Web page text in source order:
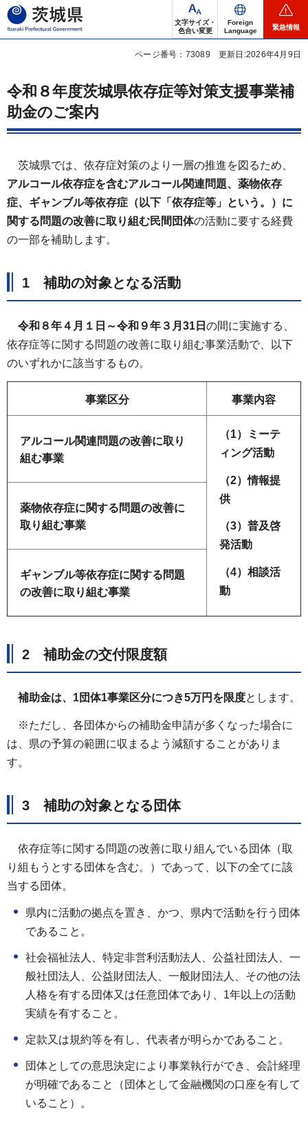
茨城県
文字サイズ・
色合い変更
Foreign
Language
緊急情報
ページ番号：73089 更新日:2026年4月9日
令和８年度茨城県依存症等対策支援事業補
助金のご案内
茨城県では、依存症対策のより一層の推進を図るため、
アルコール依存症を含むアルコール関連問題、薬物依存
症、ギャンブル等依存症（以下「依存症等」という。）に
関する問題の改善に取り組む民間団体の活動に要する経費
の一部を補助します。
1 補助の対象となる活動
令和８年４月１日～令和９年３月31日 の間に実施する、
依存症等に関する問題の改善に取り組む事業活動で、以下
のいずれかに該当するもの。
事業区分 事業内容
アルコール関連問題の改善に取り
組む事業
（1）ミーテ
ィング活動
（2）情報提
供
（3）普及啓
発活動
（4）相談活
動
薬物依存症に関する問題の改善に
取り組む事業
ギャンブル等依存症に関する問題
の改善に取り組む事業
2 補助金の交付限度額
補助金は、1団体1事業区分につき5万円を限度とします。
※ただし、各団体からの補助金申請が多くなった場合に
は、県の予算の範囲に収まるよう減額することがありま
す。
3 補助の対象となる団体
依存症等に関する問題の改善に取り組んでいる団体（取
り組もうとする団体を含む。）であって、以下の全てに該
当する団体。
県内に活動の拠点を置き、かつ、県内で活動を行う団体
であること。
社会福祉法人、特定非営利活動法人、公益社団法人、一
般社団法人、公益財団法人、一般財団法人、その他の法
人格を有する団体又は任意団体であり、1年以上の活動
実績を有すること。
定款又は規約等を有し、代表者が明らかであること。
団体としての意思決定により事業執行ができ、会計経理
が明確であること（団体として金融機関の口座を有して
いること）。